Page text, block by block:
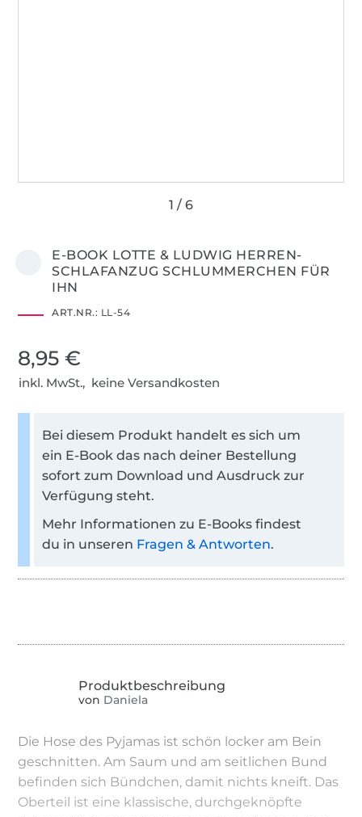
E-BOOK LOTTE & LUDWIG HERREN-
SCHLAFANZUG SCHLUMMERCHEN FÜR
IHN
ART.NR.: LL-54
8,95 €
inkl. MwSt., keine Versandkosten
Bei diesem Produkt handelt es sich um
ein E-Book das nach deiner Bestellung
sofort zum Download und Ausdruck zur
Verfügung steht.
Mehr Informationen zu E-Books findest
du in unseren Fragen & Antworten.
von Daniela
Die Hose des Pyjamas ist schön locker am Bein
geschnitten. Am Saum und am seitlichen Bund
befinden sich Bündchen, damit nichts kneift. Das
Oberteil ist eine klassische, durchgeknöpfte